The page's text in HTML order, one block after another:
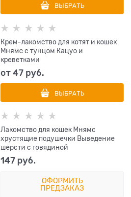
ВЫБРАТЬ
Крем-лакомство для котят и кошек
Мнямс с тунцом Кацуо и
креветками
от47 руб.
ВЫБРАТЬ
Лакомство для кошек Мнямс
хрустящие подушечки Выведение
шерсти с говядиной
147 руб.
ОФОРМИТЬ
ПРЕДЗАКАЗ